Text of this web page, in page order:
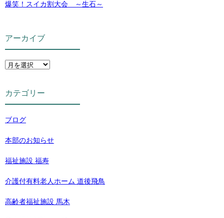
爆笑！スイカ割大会 ～生石～
アーカイブ
カテゴリー
ブログ
本部のお知らせ
福祉施設 福寿
介護付有料老人ホーム 道後飛鳥
高齢者福祉施設 馬木